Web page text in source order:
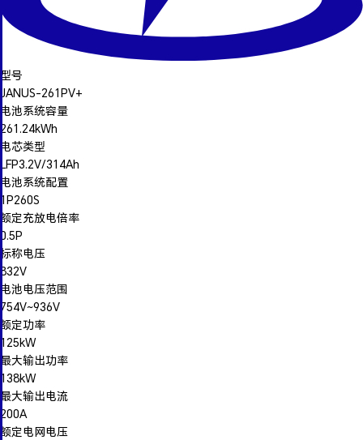
型号
JANUS-261PV+
电池系统容量
261.24kWh
电芯类型
LFP3.2V/314Ah
电池系统配置
1P260S
额定充放电倍率
0.5P
标称电压
832V
电池电压范围
754V~936V
额定功率
125kW
最大输出功率
138kW
最大输出电流
200A
额定电网电压